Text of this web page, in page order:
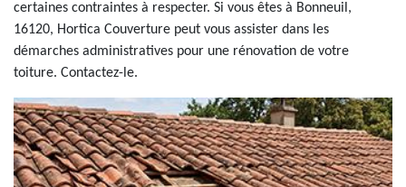
certaines contraintes à respecter. Si vous êtes à Bonneuil,
16120, Hortica Couverture peut vous assister dans les
démarches administratives pour une rénovation de votre
toiture. Contactez-le.